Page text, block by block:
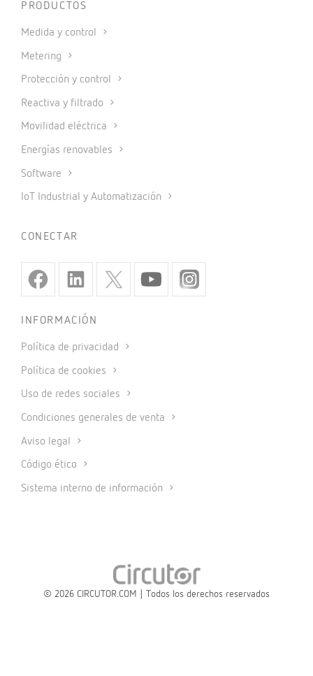
PRODUCTOS
Medida y control
Metering
Protección y control
Reactiva y filtrado
Movilidad eléctrica
Energías renovables
Software
IoT Industrial y Automatización
CONECTAR
INFORMACIÓN
Política de privacidad
Política de cookies
Uso de redes sociales
Condiciones generales de venta
Aviso legal
Código ético
Sistema interno de información
© 2026 CIRCUTOR.COM | Todos los derechos reservados